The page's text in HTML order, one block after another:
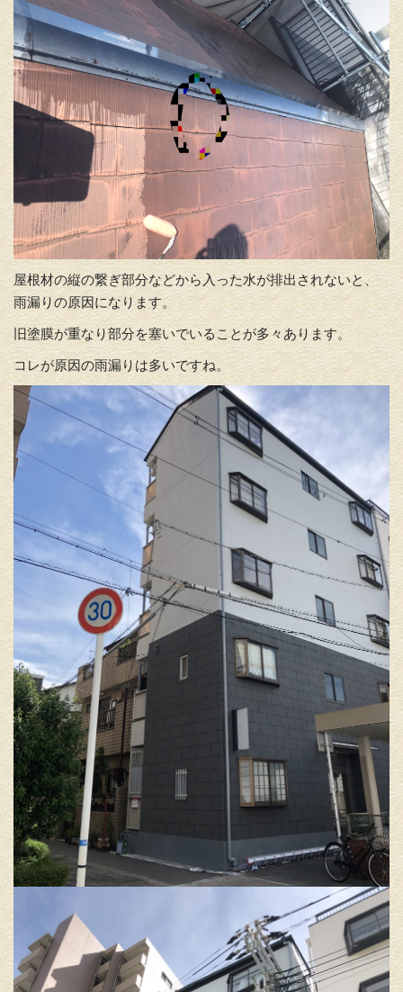
屋根材の縦の繋ぎ部分などから入った水が排出されないと、
雨漏りの原因になります。
旧塗膜が重なり部分を塞いでいることが多々あります。
コレが原因の雨漏りは多いですね。